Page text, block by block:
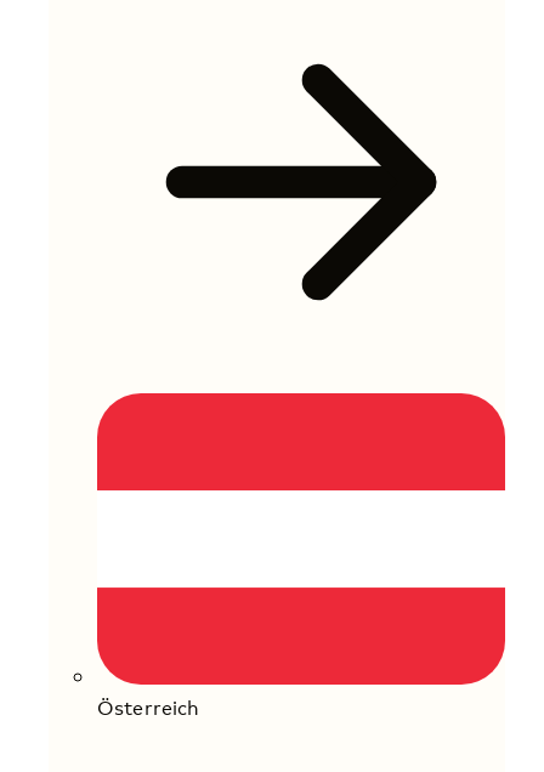
Österreich